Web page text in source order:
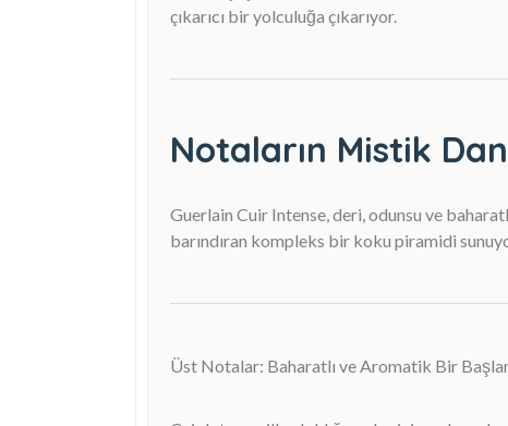
çıkarıcı bir yolculuğa çıkarıyor.
Notaların Mistik
Guerlain Cuir Intense, deri, odunsu ve
barındıran kompleks bir koku piramidi
Üst Notalar: Baharatlı ve Aromatik Bir